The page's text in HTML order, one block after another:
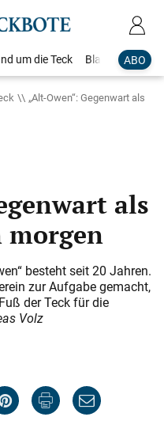
ABO
um die Teck Blaulicht
„Alt-Owen“: Gegenwart als
als
morgen
besteht seit 20 Jahren.
zur Aufgabe gemacht,
der Teck für die
Volz